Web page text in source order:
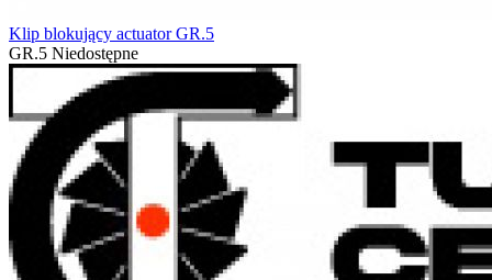
Klip blokujący actuator GR.5
GR.5 Niedostępne